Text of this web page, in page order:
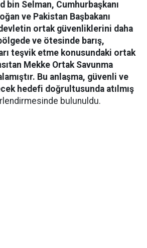
bin Selman, Cumhurbaşkanı
ve Pakistan Başbakanı
ortak güvenliklerini daha
ve ötesinde barış,
teşvik etme konusundaki ortak
Mekke Ortak Savunma
Bu anlaşma, güvenli ve
hedefi doğrultusunda atılmış
bulunuldu.